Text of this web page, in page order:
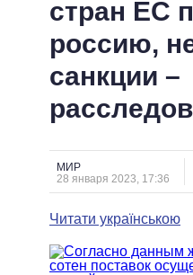
СОБЫТИЯ
СТАТЬИ
ОБЗОРЫ
ДАЙДЖЕСТЫ
ПРЕЗИДЕНТ И
ВЕРХОВНАЯ РАДА
ГЛАВЫ
МЭРЫ
ВСЕ ПЕРСОНЫ
стран ЕС
россию,
санкции –
МИР
28 января 2023, 17:36
Читати українською